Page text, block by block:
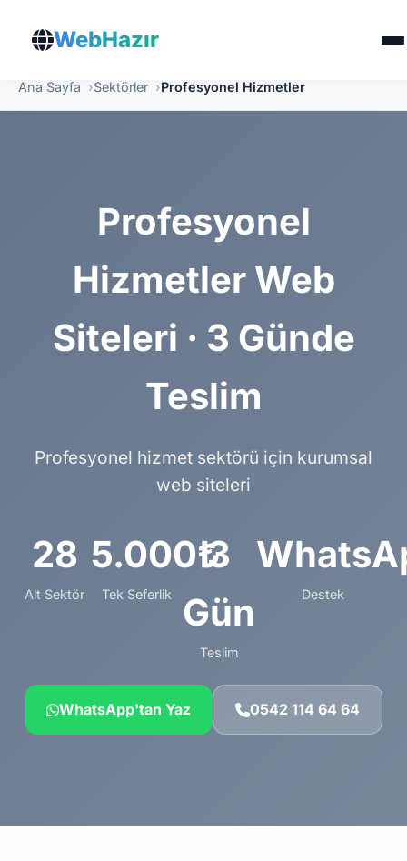
WebHazır
Ana Sayfa Sektörler Profesyonel Hizmetler
Profesyonel
Hizmetler Web
Siteleri · 3 Günde
Teslim
Profesyonel hizmet sektörü için kurumsal
web siteleri
28
Alt Sektör
5.000₺
Tek Seferlik
3
Gün
Teslim
Destek
WhatsApp'tan Yaz 0542 114 64 64